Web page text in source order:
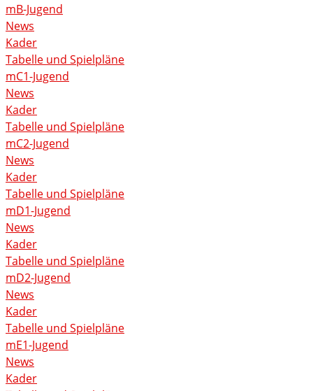
mB-Jugend
News
Kader
Tabelle und Spielpläne
mC1-Jugend
News
Kader
Tabelle und Spielpläne
mC2-Jugend
News
Kader
Tabelle und Spielpläne
mD1-Jugend
News
Kader
Tabelle und Spielpläne
mD2-Jugend
News
Kader
Tabelle und Spielpläne
mE1-Jugend
News
Kader